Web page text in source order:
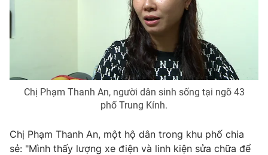
thuận bằng văn bản. Ghi rõ nguồn VTV.vn khi phát hành lại
thông tin từ website này.
Chị Phạm Thanh An, người dân sinh sống tại ngõ 43
phố Trung Kính.
Chị Phạm Thanh An, một hộ dân trong khu phố chia
sẻ: "Mình thấy lượng xe điện và linh kiện sửa chữa để